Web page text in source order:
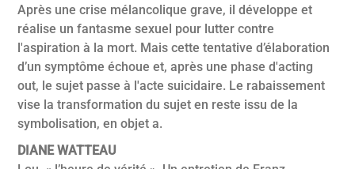
Après une crise mélancolique grave, il développe et
réalise un fantasme sexuel pour lutter contre
l'aspiration à la mort. Mais cette tentative d’élaboration
d’un symptôme échoue et, après une phase d'acting
out, le sujet passe à l'acte suicidaire. Le rabaissement
vise la transformation du sujet en reste issu de la
symbolisation, en objet a.
DIANE WATTEAU